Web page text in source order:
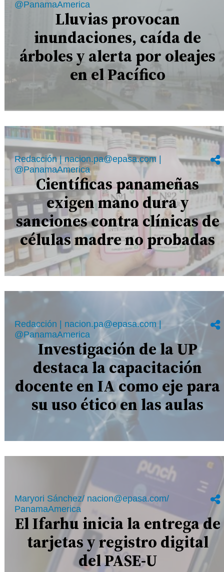
@PanamaAmerica
Lluvias provocan
inundaciones, caída de
árboles y alerta por oleajes
en el Pacífico
Redacción | nacion.pa@epasa.com |
@PanamaAmerica
Científicas panameñas
exigen mano dura y
sanciones contra clínicas de
células madre no probadas
Redacción | nacion.pa@epasa.com |
@PanamaAmerica
Investigación de la UP
destaca la capacitación
docente en IA como eje para
su uso ético en las aulas
Maryori Sánchez/ nacion@epasa.com/
PanamaAmerica
El Ifarhu inicia la entrega de
tarjetas y registro digital
del PASE-U